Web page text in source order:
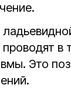
в
Это